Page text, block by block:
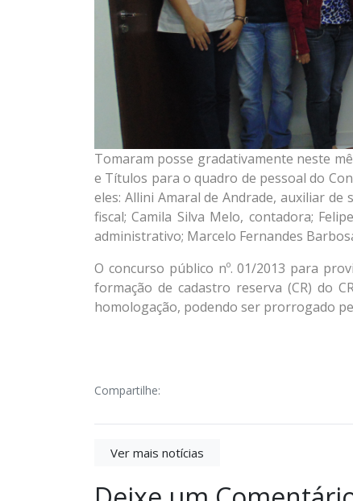
Tomaram posse gradativamente neste
e Títulos para o quadro de pessoal do
eles: Allini Amaral de Andrade, auxiliar de
fiscal; Camila Silva Melo, contadora;
administrativo; Marcelo Fernandes
O concurso público nº. 01/2013 para
formação de cadastro reserva (CR) do
homologação, podendo ser prorrogado
Compartilhe:
Ver mais notícias